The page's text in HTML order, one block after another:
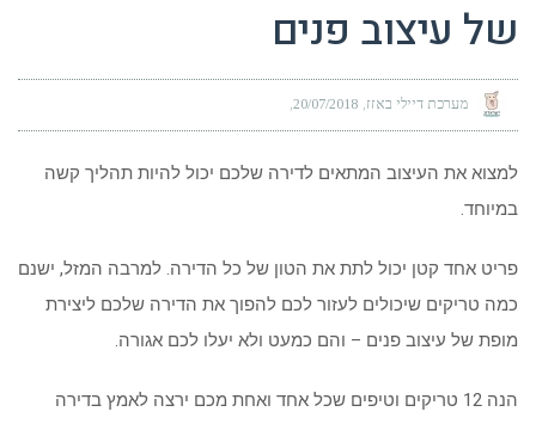
של עיצוב פנים
מערכת דיילי באזז 20/07/2018
למצוא את העיצוב המתאים לדירה שלכם יכול להיות תהליך קשה
במיוחד.
פריט אחד קטן יכול לתת את הטון של כל הדירה. למרבה המזל, ישנם
כמה טריקים שיכולים לעזור לכם להפוך את הדירה שלכם ליצירת
מופת של עיצוב פנים – והם כמעט ולא יעלו לכם אגורה.
הנה 12 טריקים וטיפים שכל אחד ואחת מכם ירצה לאמץ בדירה